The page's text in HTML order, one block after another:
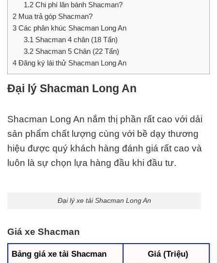
1.2Chi phí lăn bánh Shacman?
2 Mua trả góp Shacman?
3 Các phân khúc Shacman Long An
3.1 Shacman 4 chân (18 Tấn)
3.2Shacman 5 Chân (22 Tấn)
4 Đăng ký lái thử Shacman Long An
Đại lý Shacman Long An
Shacman Long An nắm thị phần rất cao với dải
sản phẩm chất lượng cùng với bề dạy thương
hiệu được quý khách hàng đánh giá rất cao và
luôn là sự chọn lựa hàng đầu khi đầu tư.
Đại lý xe tải Shacman Long An
Giá xe Shacman
Bảng giá xe tải Shacman Giá (Triệu)